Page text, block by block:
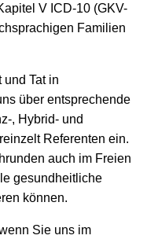
V ICD-10 (GKV-
Familien
Tat in
über entsprechende
, Hybrid- und
Referenten ein.
auch im Freien
gesundheitliche
können.
Sie uns im